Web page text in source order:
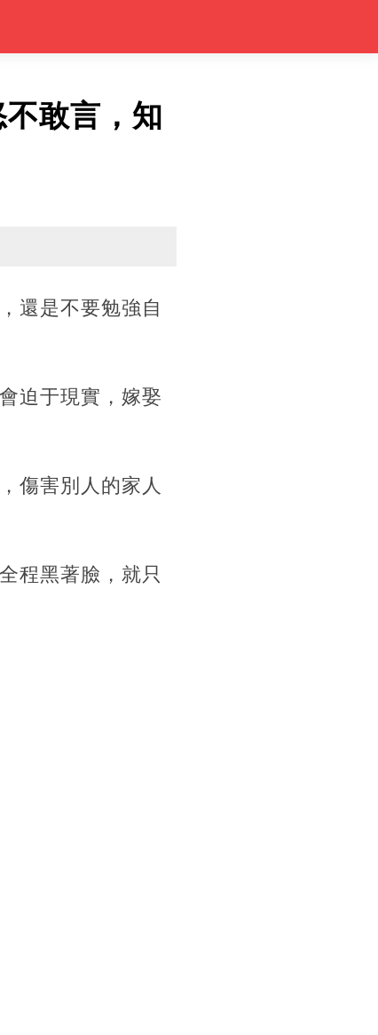
敢言，知
還是不要勉強自
迫于現實，嫁娶
傷害別人的家人
程黑著臉，就只